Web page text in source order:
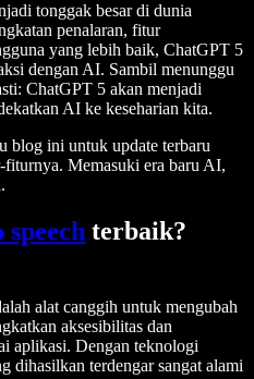
tonggak besar di dunia
penalaran, fitur
yang lebih baik, ChatGPT 5
dengan AI. Sambil menunggu
ChatGPT 5 akan menjadi
AI ke keseharian kita.
blog ini untuk update terbaru
Memasuki era baru AI,
terbaik?
alat canggih untuk mengubah
aksesibilitas dan
aplikasi. Dengan teknologi
dihasilkan terdengar sangat alami